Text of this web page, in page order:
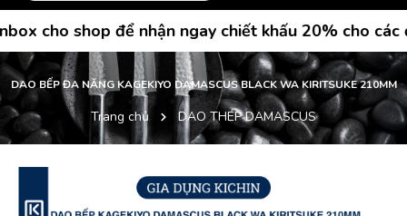
cho shop để nhận ngay chiết khấu 20% cho các
DAO BẾP ĐA NĂNG KAGEKIYO DAMASCUS BLACK WA KIRITSUKE 210MM
Trang chủ DAO THÉP DAMASCUS